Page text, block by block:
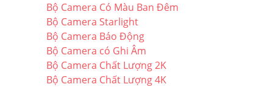
Bộ Camera Có Màu Ban Đêm
Bộ Camera Starlight
Bộ Camera Báo Động
Bộ Camera có Ghi Âm
Bộ Camera Chất Lượng 2K
Bộ Camera Chất Lượng 4K